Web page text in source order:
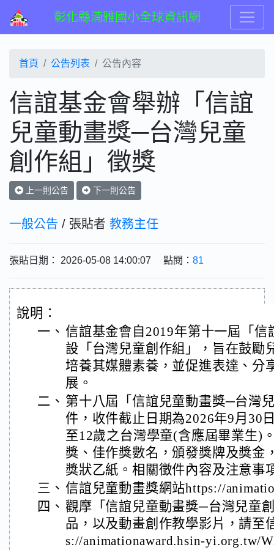
彰化縣湳雅國小全球資訊網
首頁 公告列表 公告內容
信誼基金會舉辦「信誼
兒童動畫獎─台灣兒童
創作組」徵獎
上一則公告 下一則公告
一般公告 / 張貼者 教務主任
張貼日期： 2026-05-08 14:00:07 點閱： 81
說明：
一、 信誼基金會自2019年第十一屆「信
設「台灣兒童創作組」，旨在鼓勵
培養其媒體素養，並促進表達、分
展。
二、 第十八屆「信誼兒童動畫獎─台灣
件，收件截止日期為2026年9月30
至12歲之台灣學童(含應屆畢業生)
獎、佳作獎數名，頒發獎牌及獎金
獎狀乙紙。相關徵件內容及注意事
三、 信誼兒童動畫獎網站https://
四、 觀摩「信誼兒童動畫獎─台灣兒童
品，以及動畫創作教學影片，請至
s://animationaward.hsin-yi.org.tw/